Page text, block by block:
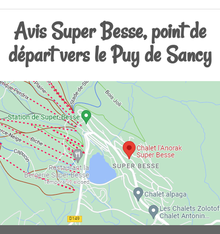
Avis Super Besse, point de
départ vers le Puy de Sancy